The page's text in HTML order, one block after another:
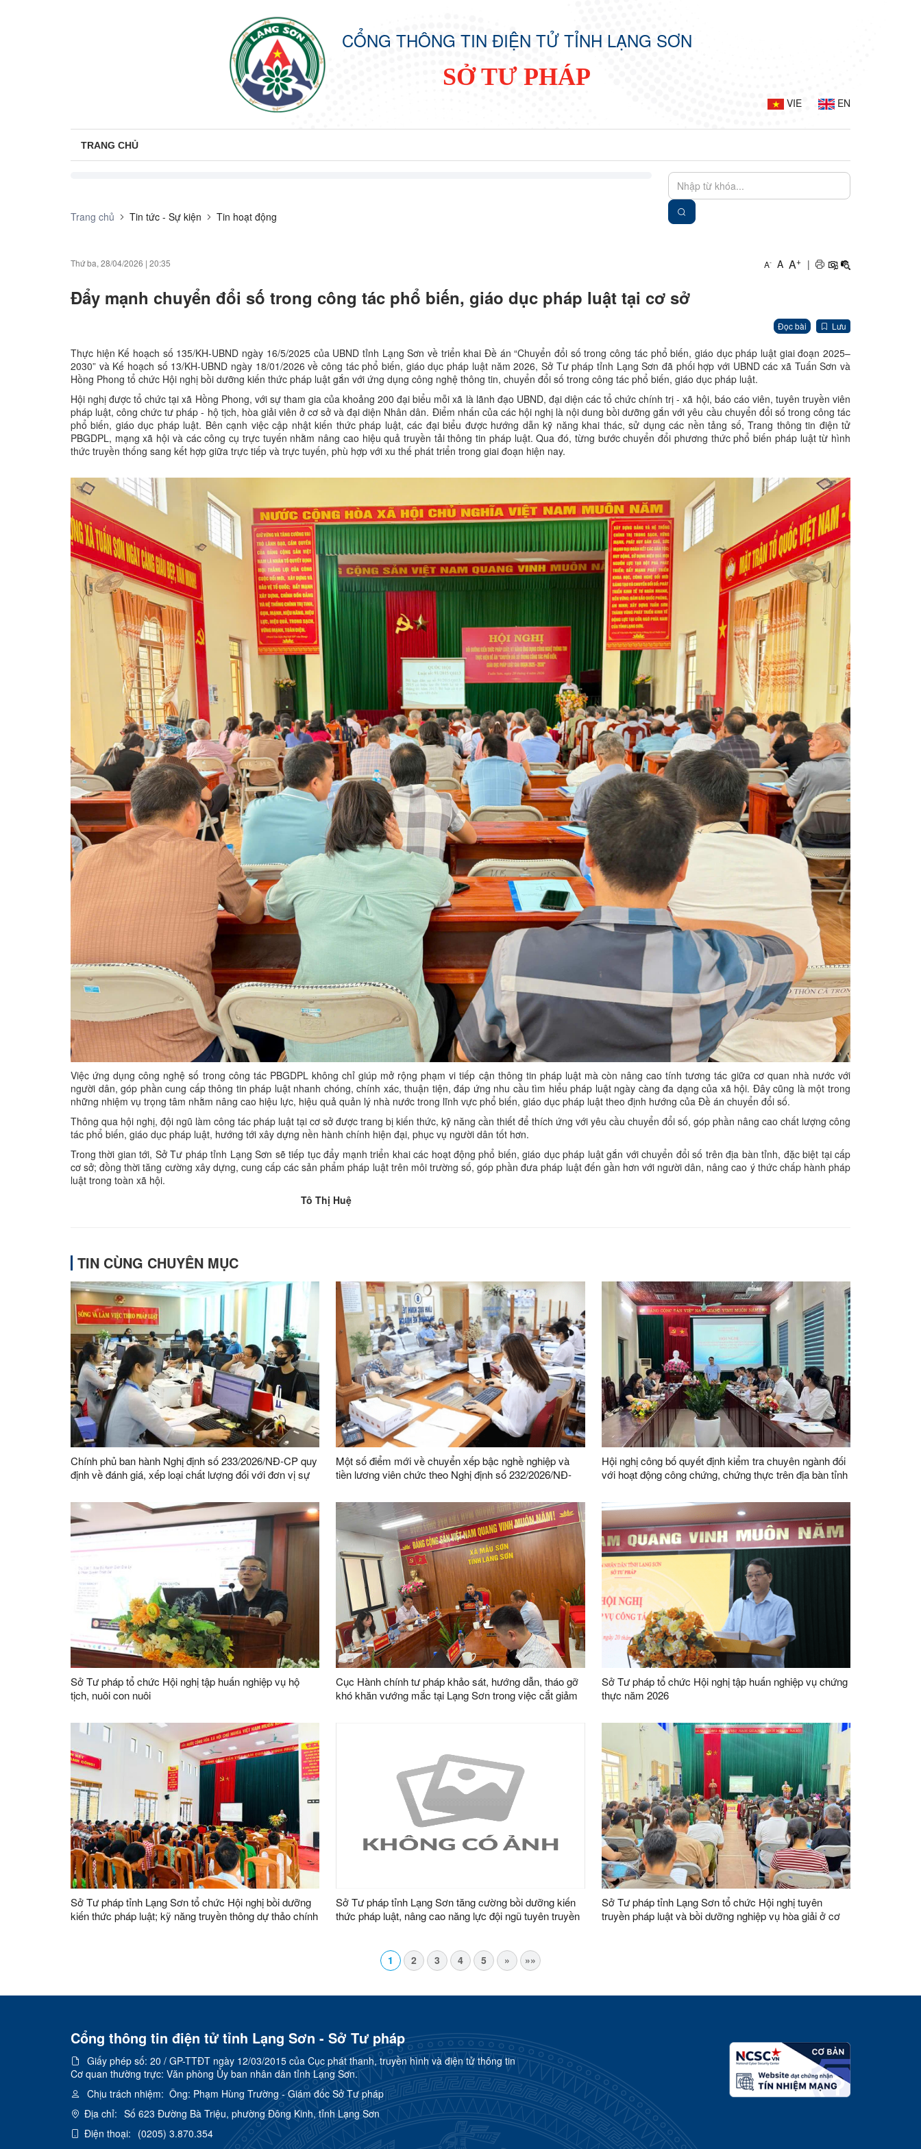
CỔNG THÔNG TIN ĐIỆN TỬ TỈNH LẠNG SƠN
SỞ TƯ PHÁP
VIE EN
TRANG CHỦ
Trang chủ Tin tức - Sự kiện Tin hoạt động
Thứ ba, 28/04/2026 | 20:35 A- A A+ |
Đẩy mạnh chuyển đổi số trong công tác phổ biến, giáo dục pháp luật tại cơ sở
Đọc bài Lưu
Thực hiện Kế hoạch số 135/KH-UBND ngày 16/5/2025 của UBND tỉnh Lạng Sơn về triển khai Đề án “Chuyển đổi số trong công tác phổ biến, giáo dục pháp luật giai đoạn 2025–
2030” và Kế hoạch số 13/KH-UBND ngày 18/01/2026 về công tác phổ biến, giáo dục pháp luật năm 2026, Sở Tư pháp tỉnh Lạng Sơn đã phối hợp với UBND các xã Tuấn Sơn và
Hồng Phong tổ chức Hội nghị bồi dưỡng kiến thức pháp luật gắn với ứng dụng công nghệ thông tin, chuyển đổi số trong công tác phổ biến, giáo dục pháp luật.
Hội nghị được tổ chức tại xã Hồng Phong, với sự tham gia của khoảng 200 đại biểu mỗi xã là lãnh đạo UBND, đại diện các tổ chức chính trị - xã hội, báo cáo viên, tuyên truyền viên
pháp luật, công chức tư pháp - hộ tịch, hòa giải viên ở cơ sở và đại diện Nhân dân. Điểm nhấn của các hội nghị là nội dung bồi dưỡng gắn với yêu cầu chuyển đổi số trong công tác
phổ biến, giáo dục pháp luật. Bên cạnh việc cập nhật kiến thức pháp luật, các đại biểu được hướng dẫn kỹ năng khai thác, sử dụng các nền tảng số, Trang thông tin điện tử
PBGDPL, mạng xã hội và các công cụ trực tuyến nhằm nâng cao hiệu quả truyền tải thông tin pháp luật. Qua đó, từng bước chuyển đổi phương thức phổ biến pháp luật từ hình
thức truyền thống sang kết hợp giữa trực tiếp và trực tuyến, phù hợp với xu thế phát triển trong giai đoạn hiện nay.
Việc ứng dụng công nghệ số trong công tác PBGDPL không chỉ giúp mở rộng phạm vi tiếp cận thông tin pháp luật mà còn nâng cao tính tương tác giữa cơ quan nhà nước với
người dân, góp phần cung cấp thông tin pháp luật nhanh chóng, chính xác, thuận tiện, đáp ứng nhu cầu tìm hiểu pháp luật ngày càng đa dạng của xã hội. Đây cũng là một trong
những nhiệm vụ trọng tâm nhằm nâng cao hiệu lực, hiệu quả quản lý nhà nước trong lĩnh vực phổ biến, giáo dục pháp luật theo định hướng của Đề án chuyển đổi số.
Thông qua hội nghị, đội ngũ làm công tác pháp luật tại cơ sở được trang bị kiến thức, kỹ năng cần thiết để thích ứng với yêu cầu chuyển đổi số, góp phần nâng cao chất lượng công
tác phổ biến, giáo dục pháp luật, hướng tới xây dựng nền hành chính hiện đại, phục vụ người dân tốt hơn.
Trong thời gian tới, Sở Tư pháp tỉnh Lạng Sơn sẽ tiếp tục đẩy mạnh triển khai các hoạt động phổ biến, giáo dục pháp luật gắn với chuyển đổi số trên địa bàn tỉnh, đặc biệt tại cấp
cơ sở; đồng thời tăng cường xây dựng, cung cấp các sản phẩm pháp luật trên môi trường số, góp phần đưa pháp luật đến gần hơn với người dân, nâng cao ý thức chấp hành pháp
luật trong toàn xã hội.
Tô Thị Huệ
TIN CÙNG CHUYÊN MỤC
Chính phủ ban hành Nghị định số 233/2026/NĐ-CP quy
định về đánh giá, xếp loại chất lượng đối với đơn vị sự
Một số điểm mới về chuyển xếp bậc nghề nghiệp và
tiền lương viên chức theo Nghị định số 232/2026/NĐ-
Hội nghị công bố quyết định kiểm tra chuyên ngành đối
với hoạt động công chứng, chứng thực trên địa bàn tỉnh
Sở Tư pháp tổ chức Hội nghị tập huấn nghiệp vụ hộ
tịch, nuôi con nuôi
Cục Hành chính tư pháp khảo sát, hướng dẫn, tháo gỡ
khó khăn vướng mắc tại Lạng Sơn trong việc cắt giảm
Sở Tư pháp tổ chức Hội nghị tập huấn nghiệp vụ chứng
thực năm 2026
Sở Tư pháp tỉnh Lạng Sơn tổ chức Hội nghị bồi dưỡng
kiến thức pháp luật; kỹ năng truyền thông dự thảo chính
Sở Tư pháp tỉnh Lạng Sơn tăng cường bồi dưỡng kiến
thức pháp luật, nâng cao năng lực đội ngũ tuyên truyền
Sở Tư pháp tỉnh Lạng Sơn tổ chức Hội nghị tuyên
truyền pháp luật và bồi dưỡng nghiệp vụ hòa giải ở cơ
1 2 3 4 5 » »»
Cổng thông tin điện tử tỉnh Lạng Sơn - Sở Tư pháp
Giấy phép số: 20 / GP-TTĐT ngày 12/03/2015 của Cục phát thanh, truyền hình và điện tử thông tin
Cơ quan thường trực: Văn phòng Ủy ban nhân dân tỉnh Lạng Sơn.
Chịu trách nhiệm: Ông: Phạm Hùng Trường - Giám đốc Sở Tư pháp
Địa chỉ: Số 623 Đường Bà Triệu, phường Đông Kinh, tỉnh Lạng Sơn
Điện thoại: (0205) 3.870.354